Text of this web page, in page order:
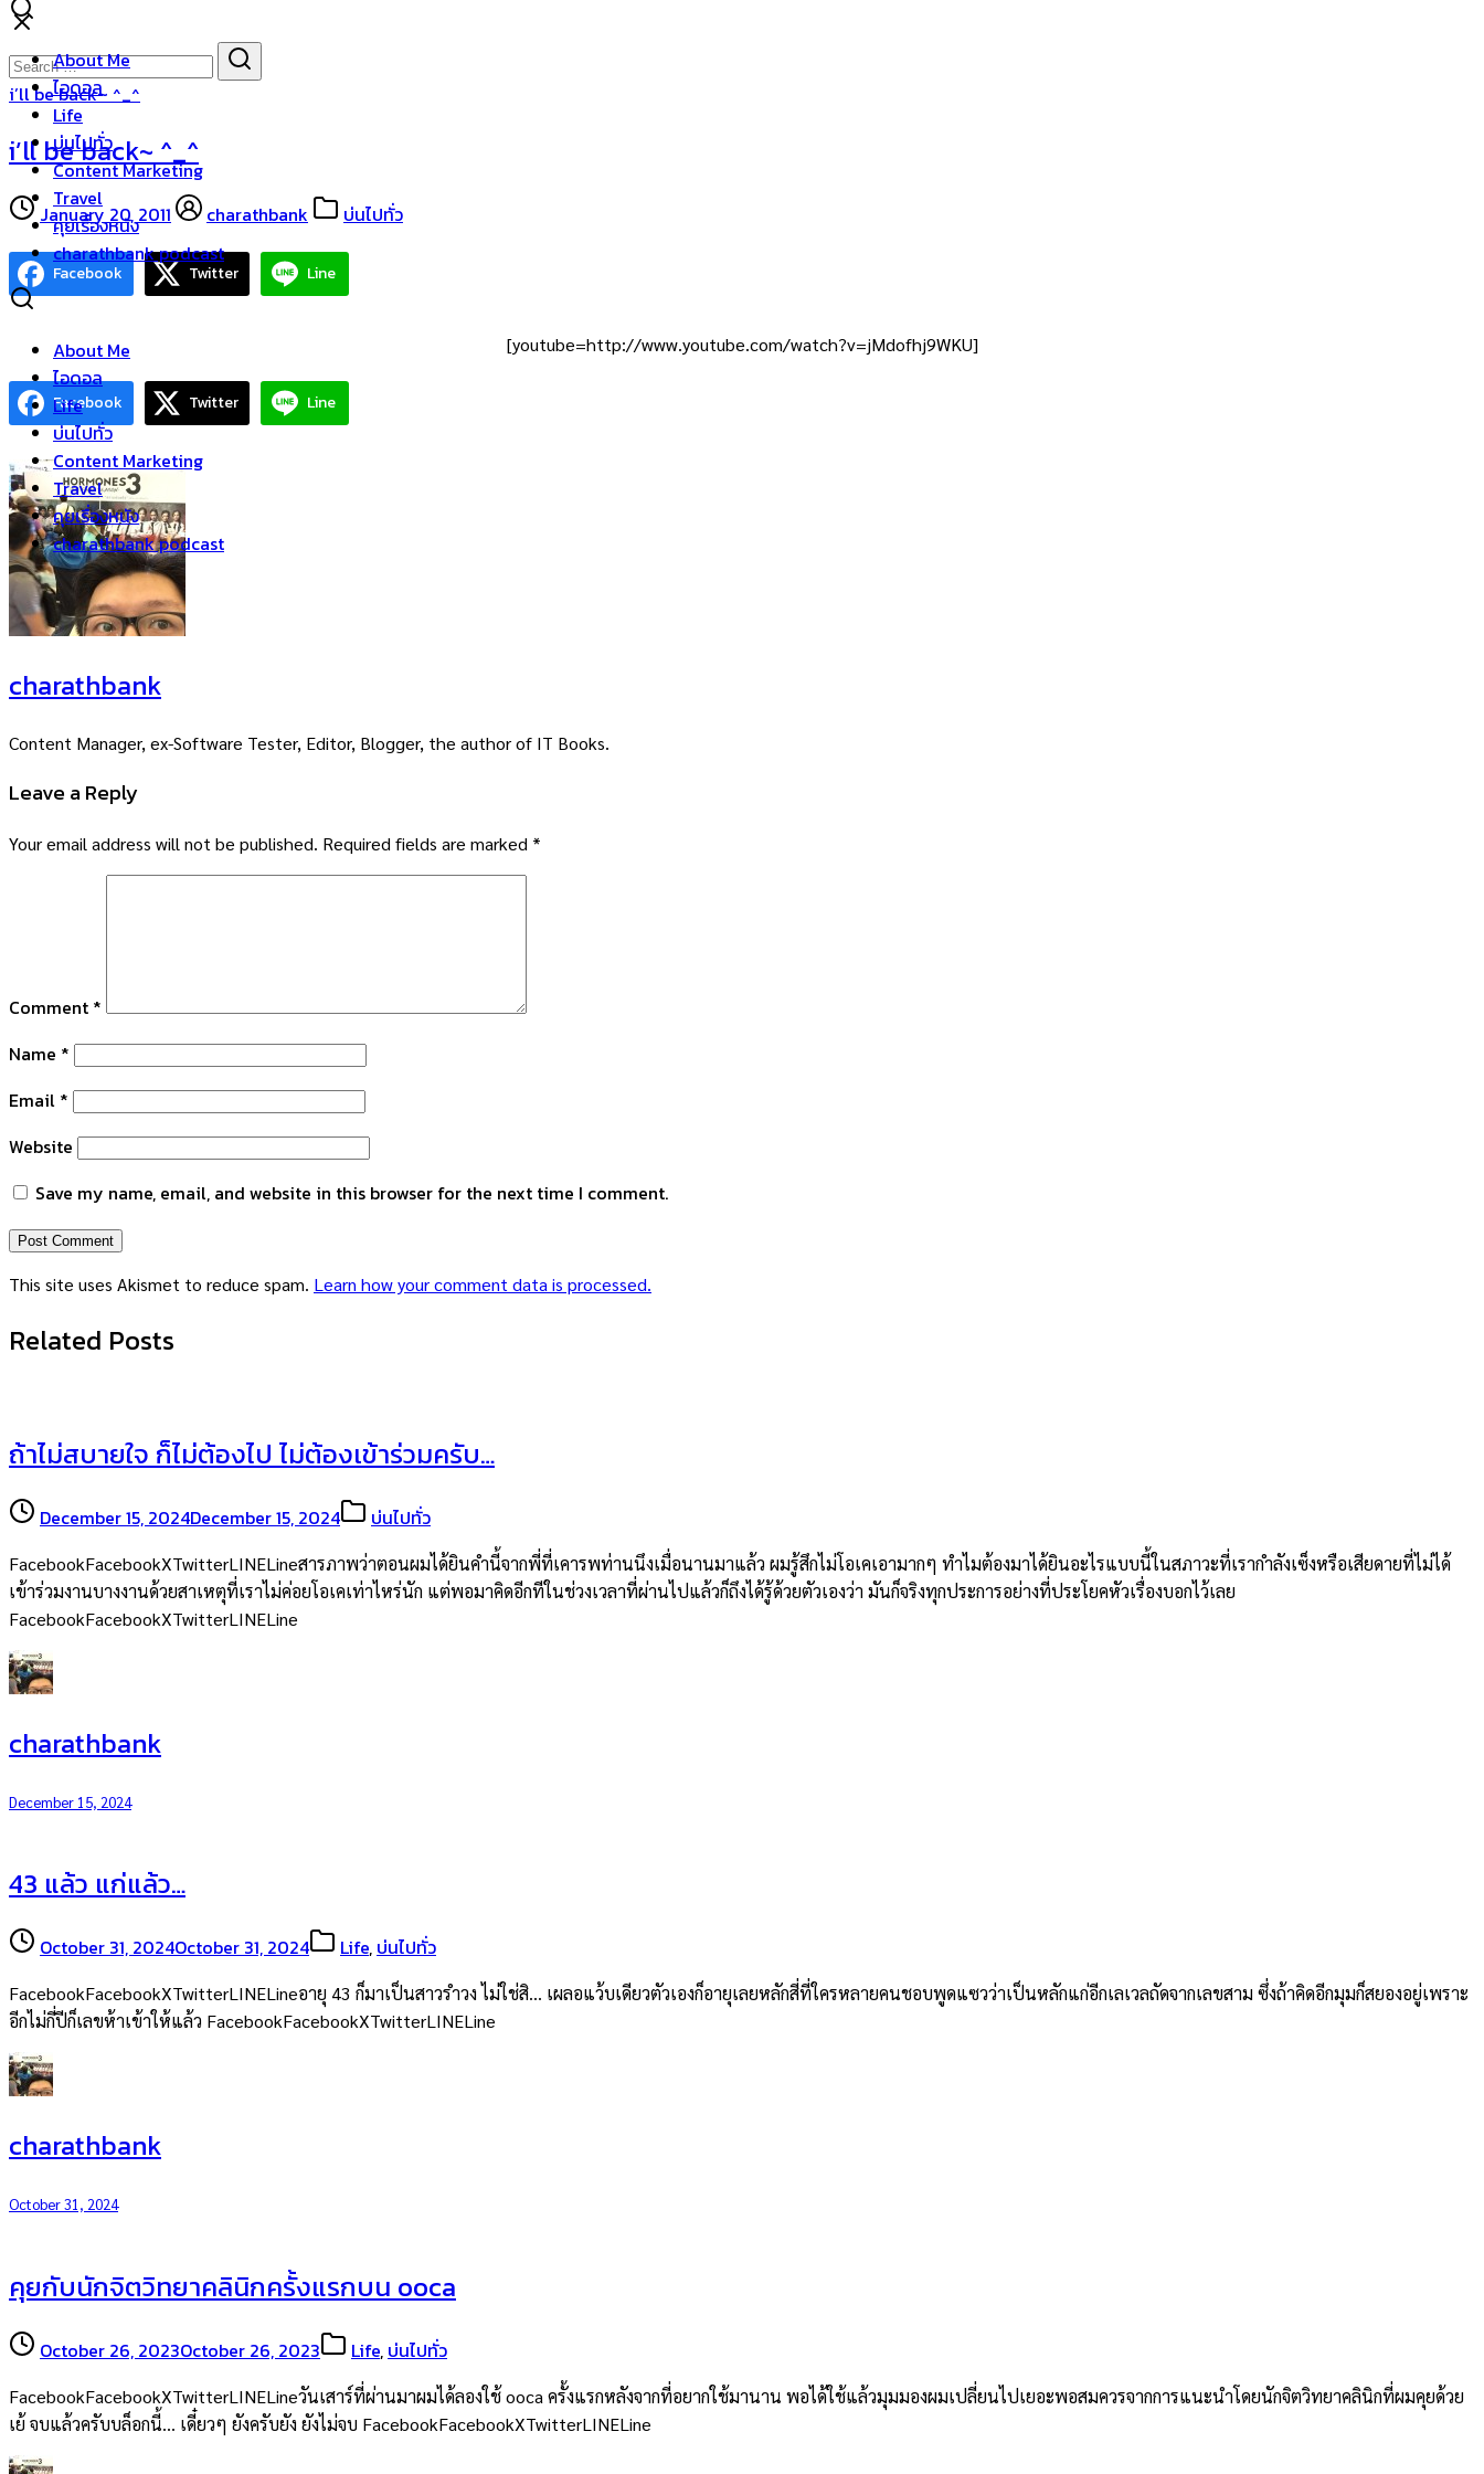
Skip
content
About Me
ไอดอล
Life
บ่นไปทั่ว
Content Marketing
Travel
คุยเรื่องหนัง
charathbank podcast
About Me
ไอดอล
Life
บ่นไปทั่ว
Content Marketing
Travel
คุยเรื่องหนัง
charathbank podcast
Search
for:
i’ll be back~ ^_^
i’ll be back~ ^_^
January 20, 2011 charathbank บ่นไปทั่ว
Facebook Twitter Line
[youtube=http://www.youtube.com/watch?v=jMdofhj9WKU]
Facebook Twitter Line
charathbank
Content Manager, ex-Software Tester, Editor, Blogger, the author of IT Books.
Leave a Reply
Your email address will not be published. Required fields are marked *
Comment *
Name *
Email *
Website
Save my name, email, and website in this browser for the next time I comment.
This site uses Akismet to reduce spam. Learn how your comment data is processed.
Related Posts
ถ้าไม่สบายใจ ก็ไม่ต้องไป ไม่ต้องเข้าร่วมครับ…
December 15, 2024December 15, 2024 บ่นไปทั่ว
FacebookFacebookXTwitterLINELineสารภาพว่าตอนผมได้ยินคำนี้จากพี่ที่เคารพท่านนึงเมื่อนานมาแล้ว ผมรู้สึกไม่โอเคเอามากๆ ทำไมต้องมาได้ยินอะไรแบบนี้ในสภาวะที่เรากำลังเซ็งหรือเสียดายที่ไม่ได้
เข้าร่วมงานบางงานด้วยสาเหตุที่เราไม่ค่อยโอเคเท่าไหร่นัก แต่พอมาคิดอีกทีในช่วงเวลาที่ผ่านไปแล้วก็ถึงได้รู้ด้วยตัวเองว่า มันก็จริงทุกประการอย่างที่ประโยคหัวเรื่องบอกไว้เลย
FacebookFacebookXTwitterLINELine
charathbank
December 15, 2024
43 แล้ว แก่แล้ว…
October 31, 2024October 31, 2024 Life, บ่นไปทั่ว
FacebookFacebookXTwitterLINELineอายุ 43 ก็มาเป็นสาวรำวง ไม่ใช่สิ… เผลอแว้บเดียวตัวเองก็อายุเลยหลักสี่ที่ใครหลายคนชอบพูดแซวว่าเป็นหลักแก่อีกเลเวลถัดจากเลขสาม ซึ่งถ้าคิดอีกมุมก็สยองอยู่เพราะ
อีกไม่กี่ปีก็เลขห้าเข้าให้แล้ว FacebookFacebookXTwitterLINELine
charathbank
October 31, 2024
คุยกับนักจิตวิทยาคลินิกครั้งแรกบน ooca
October 26, 2023October 26, 2023 Life, บ่นไปทั่ว
FacebookFacebookXTwitterLINELineวันเสาร์ที่ผ่านมาผมได้ลองใช้ ooca ครั้งแรกหลังจากที่อยากใช้มานาน พอได้ใช้แล้วมุมมองผมเปลี่ยนไปเยอะพอสมควรจากการแนะนำโดยนักจิตวิทยาคลินิกที่ผมคุยด้วย
เย้ จบแล้วครับบล็อกนี้… เดี๋ยวๆ ยังครับยัง ยังไม่จบ FacebookFacebookXTwitterLINELine